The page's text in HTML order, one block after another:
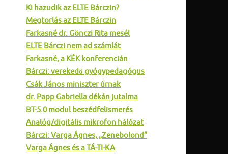
Ki hazudik az ELTE Bárczin?
Megtorlás az ELTE Bárczin
Farkasné dr. Gönczi Rita mesél
ELTE Bárczi nem ad számlát
Farkasné, a KÉK konferencián
Bárczi: verekedő gyógypedagógus
Csák János miniszter úrnak
dr. Papp Gabriella dékán jutalma
BT-5.0 modul beszédfelismerés
Analóg/digitális mikrofon hálózat
Bárczi: Varga Ágnes, „Zenebolond”
Varga Ágnes és a TÁ-TI-KA